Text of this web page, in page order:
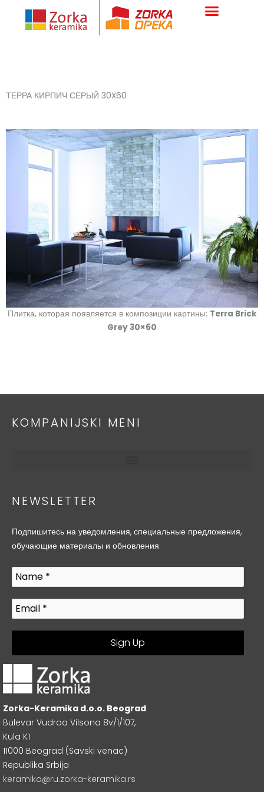
content
ТЕРРА КИРПИЧ СЕРЫЙ 30X60
Плитка, которая появляется в композиции картины: Terra Brick
Grey 30×60
KOMPANIJSKI MENI
NEWSLETTER
Подпишитесь на уведомления, специальные предложения,
обучающие материалы и обновления.
Zorka-Keramika d.o.o. Beograd
Bulevar Vudroa Vilsona 8v/1/107,
Kula K1
11000 Beograd (Savski venac)
Republika Srbija
keramika@ru.zorka-keramika.rs